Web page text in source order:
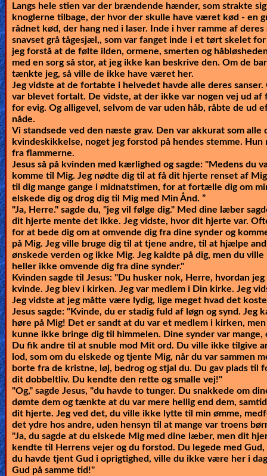
Langs hele stien var der brændende hænder, som strakte
knoglerne tilbage, der hvor der skulle have været kød - en
rådnet kød, der hang ned i laser. Inde i hver ramme af
snavset grå tågesjæl,, som var fanget inde i et tørt skelet
jeg forstå at de følte ilden, ormene, smerten og
med en sorg så stor, at jeg ikke kan beskrive den. Om de
tænkte jeg, så ville de ikke have været her.
Jeg vidste at de fortabte i helvedet havde alle deres
var blevet fortalt. De vidste, at der ikke var nogen vej ud af
for evig. Og alligevel, selvom de var uden håb, råbte de ud
nåde.
Vi standsede ved den næste grav. Den var akkurat som alle
kvindeskikkelse, noget jeg forstod på hendes stemme.
fra flammerne.
Jesus så på kvinden med kærlighed og sagde: "Medens du
komme til Mig. Jeg nødte dig til at få dit hjerte renset af
til dig mange gange i midnatstimen, for at fortælle dig om
elskede dig og drog dig til Mig med Min Ånd. ”
"Ja, Herre." sagde du, "jeg vil følge dig." Med dine læber
dit hjerte mente det ikke. Jeg vidste, hvor dit hjerte var.
for at bede dig om at omvende dig fra dine synder og
på Mig. Jeg ville bruge dig til at tjene andre, til at hjælpe
ønskede verden og ikke Mig. Jeg kaldte på dig, men du
heller ikke omvende dig fra dine synder."
Kvinden sagde til Jesus: "Du husker nok, Herre, hvordan
kvinde. Jeg blev i kirken. Jeg var medlem i Din kirke. Jeg
Jeg vidste at jeg måtte være lydig, lige meget hvad det
Jesus sagde: "Kvinde, du er stadig fuld af løgn og synd. Jeg
høre på Mig! Det er sandt at du var et medlem i kirken,
kunne ikke bringe dig til himmelen. Dine synder var
Du fik andre til at snuble mod Mit ord. Du ville ikke tilgive
lod, som om du elskede og tjente Mig, når du var sammen
borte fra de kristne, løj, bedrog og stjal du. Du gav plads til
dit dobbeltliv. Du kendte den rette og smalle vej!"
"Og," sagde Jesus, "du havde to tunger. Du snakkede om
dømte dem og tænkte at du var mere hellig end dem,
dit hjerte. Jeg ved det, du ville ikke lytte til min ømme,
det ydre hos andre, uden hensyn til at mange var troens
"Ja, du sagde at du elskede Mig med dine læber, men dit
kendte til Herrens vejer og du forstod. Du legede med
du havde tjent Gud i oprigtighed, ville du ikke være her i
Gud på samme tid!"